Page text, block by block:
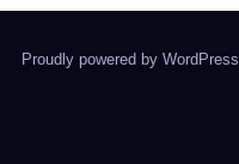
Proudly powered by WordPress